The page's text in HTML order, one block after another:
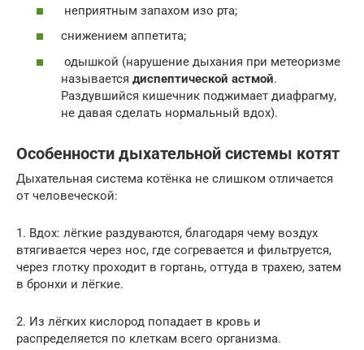
неприятным запахом изо рта;
снижением аппетита;
одышкой (нарушение дыхания при метеоризме
называется диспептической астмой.
Раздувшийся кишечник поджимает диафрагму,
не давая сделать нормальный вдох).
Особенности дыхательной системы котят
Дыхательная система котёнка не слишком отличается
от человеческой:
1. Вдох: лёгкие раздуваются, благодаря чему воздух
втягивается через нос, где согревается и фильтруется,
через глотку проходит в гортань, оттуда в трахею, затем
в бронхи и лёгкие.
2. Из лёгких кислород попадает в кровь и
распределяется по клеткам всего организма.